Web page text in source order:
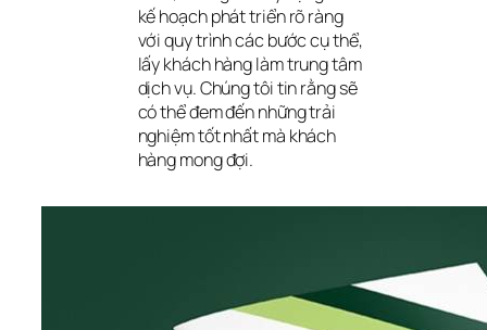
kế hoạch phát triển rõ ràng
với quy trình các bước cụ thể,
lấy khách hàng làm trung tâm
dịch vụ. Chúng tôi tin rằng sẽ
có thể đem đến những trải
nghiệm tốt nhất mà khách
hàng mong đợi.